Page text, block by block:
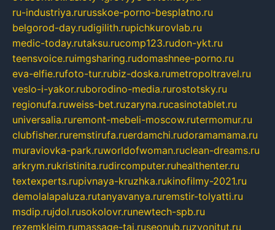
ru-industriya.rurusskoe-porno-besplatno.ru
belgorod-day.rudigilith.rupichkurovlab.ru
medic-today.rutaksu.rucomp123.rudon-ykt.ru
teensvoice.ruimgsharing.rudomashnee-porno.ru
eva-elfie.rufoto-tur.rubiz-doska.rumetropoltravel.ru
veslo-i-yakor.ruborodino-media.rurostotsky.ru
regionufa.ruweiss-bet.ruzaryna.rucasinotablet.ru
universalia.ruremont-mebeli-moscow.rutermomur.ru
clubfisher.ruremstirufa.ruerdamchi.rudoramamama.ru
muraviovka-park.ruworldofwoman.ruclean-dreams.ru
arkrym.rukristinita.rudircomputer.ruhealthenter.ru
textexperts.rupivnaya-kruzhka.rukinofilmy-2021.ru
demolalapaluza.rutanyavanya.ruremstir-tolyatti.ru
msdip.rujdol.rusokolovr.runewtech-spb.ru
rezemkleim.rumassage-tai.ruseonub.ruzvonitut.ru